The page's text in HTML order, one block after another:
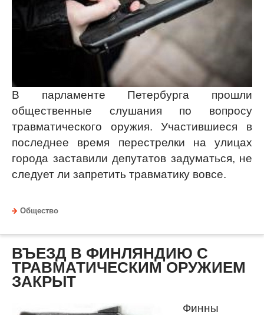
В парламенте Петербурга прошли
общественные слушания по вопросу
травматического оружия. Участившиеся в
последнее время перестрелки на улицах
города заставили депутатов задуматься, не
следует ли запретить травматику вовсе.
Общество
ВЪЕЗД В ФИНЛЯНДИЮ С
ТРАВМАТИЧЕСКИМ ОРУЖИЕМ
ЗАКРЫТ
Финны